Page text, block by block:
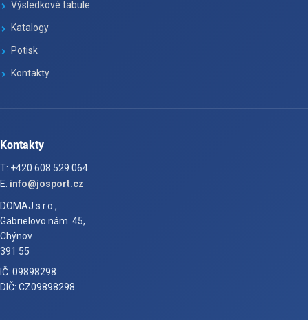
Výsledkové tabule
Katalogy
Potisk
Kontakty
Kontakty
T: +420 608 529 064
E: info@josport.cz
DOMAJ s.r.o.,
Gabrielovo nám. 45,
Chýnov
391 55
IČ: 09898298
DIČ: CZ09898298